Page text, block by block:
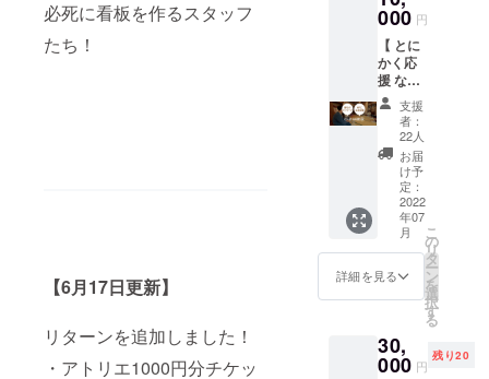
必死に看板を作るスタッフ
たち！
【6月17日更新】
リターンを追加しました！
・アトリエ1000円分チケッ
購入さ
れた場
合もお
送りす
るメッ
セージ
は1つと
させて
いただ
きます
さいか
ちどブ
ンコ HP
内にお
名前を
記載 ※
商品は
ご指定
のご住
所に発
送をさ
せてい
ただき
ます。
ジナルT
シャツ
白、綿
100%
内容 ・
さいか
ちどブ
ンコブ
レンド
コー
ヒー
チャプ
チャプ2
個 ・オ
リジナ
ル焼き
菓子2個
・オリ
ジナル
手ぬぐ
ブンコ
HP内に
紙切り
芸人の
林家八
楽さん
がさい
かちど
ブンコ
にご来
館し、
落語会
を開催
しま
す。 そ
の会に
もれな
くご招
リター
ン内容
000 円
【 とに
かく応
援 な】
本プロ
ジェク
トをと
にかく
応援し
たい方
向けの
リター
ンで
す！
OPEN
したら
写真を
て、全
力でお
支援
者：
22人
お届
け予
定：
2022
年07
月
詳細を見る
こ
の
リ
タ
ー
ン
を
選
択
す
る
30,
000 円
残り20